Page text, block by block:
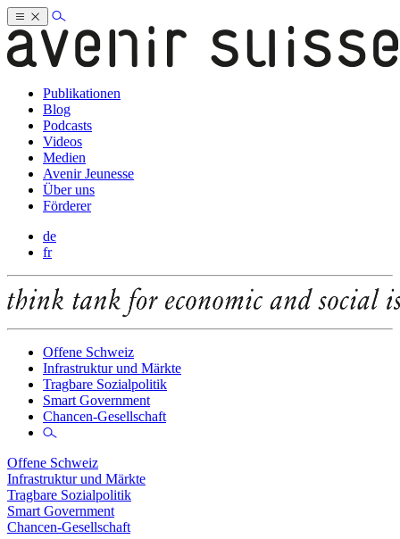
Publikationen
Blog
Podcasts
Videos
Medien
Avenir Jeunesse
Über uns
Förderer
de
fr
Offene Schweiz
Infrastruktur und Märkte
Tragbare Sozialpolitik
Smart Government
Chancen-Gesellschaft
Offene Schweiz
Infrastruktur und Märkte
Tragbare Sozialpolitik
Smart Government
Chancen-Gesellschaft